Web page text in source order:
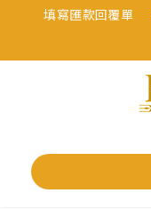
填寫匯款回覆單